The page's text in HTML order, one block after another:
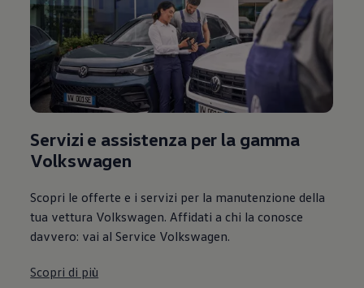
Servizi e assistenza per la gamma
Volkswagen
Scopri le offerte e i servizi per la manutenzione della
tua vettura Volkswagen. Affidati a chi la conosce
davvero: vai al Service Volkswagen.
Scopri di più